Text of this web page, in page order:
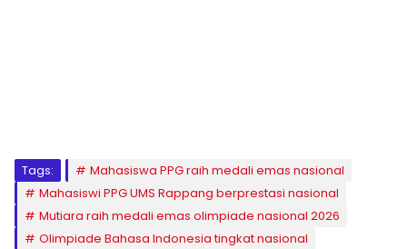
Tags:
Mahasiswa PPG raih medali emas nasional
Mahasiswi PPG UMS Rappang berprestasi nasional
Mutiara raih medali emas olimpiade nasional 2026
Olimpiade Bahasa Indonesia tingkat nasional